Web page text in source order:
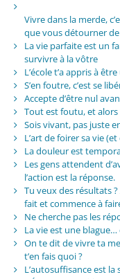
Vivre dans la merde,
que vous détourner
La vie parfaite est un
survivre à la vôtre
L’école t’a appris à
S’en foutre, c’est se
Accepte d’être nul
Tout est foutu, et alors
Sois vivant, pas juste
L’art de foirer sa vie
La douleur est
Les gens attendent
l’action est la réponse.
Tu veux des résultats
fait et commence à
Ne cherche pas les
La vie est une blague…
On te dit de vivre ta
t’en fais quoi ?
L’autosuffisance est